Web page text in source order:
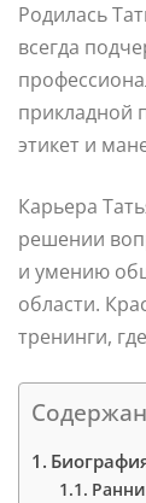
Родилась
всегда
прикладной
этикет и
Карьера
решении
и умению
области.
тренинги,